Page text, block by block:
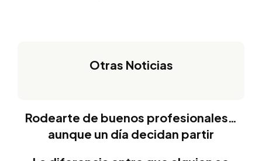
Otras Noticias
Rodearte de buenos profesionales…
aunque un día decidan partir